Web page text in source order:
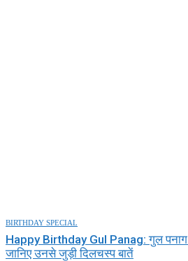
BIRTHDAY SPECIAL
Happy Birthday Gul Panag: गुल
जानिए उनसे जुड़ी दिलचस्प बातें